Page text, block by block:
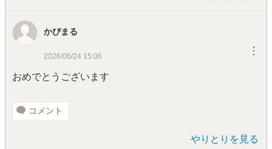
かぴまる
2026/06/24 15:06 ︙
おめでとうございます
コメント
やりとりを見る